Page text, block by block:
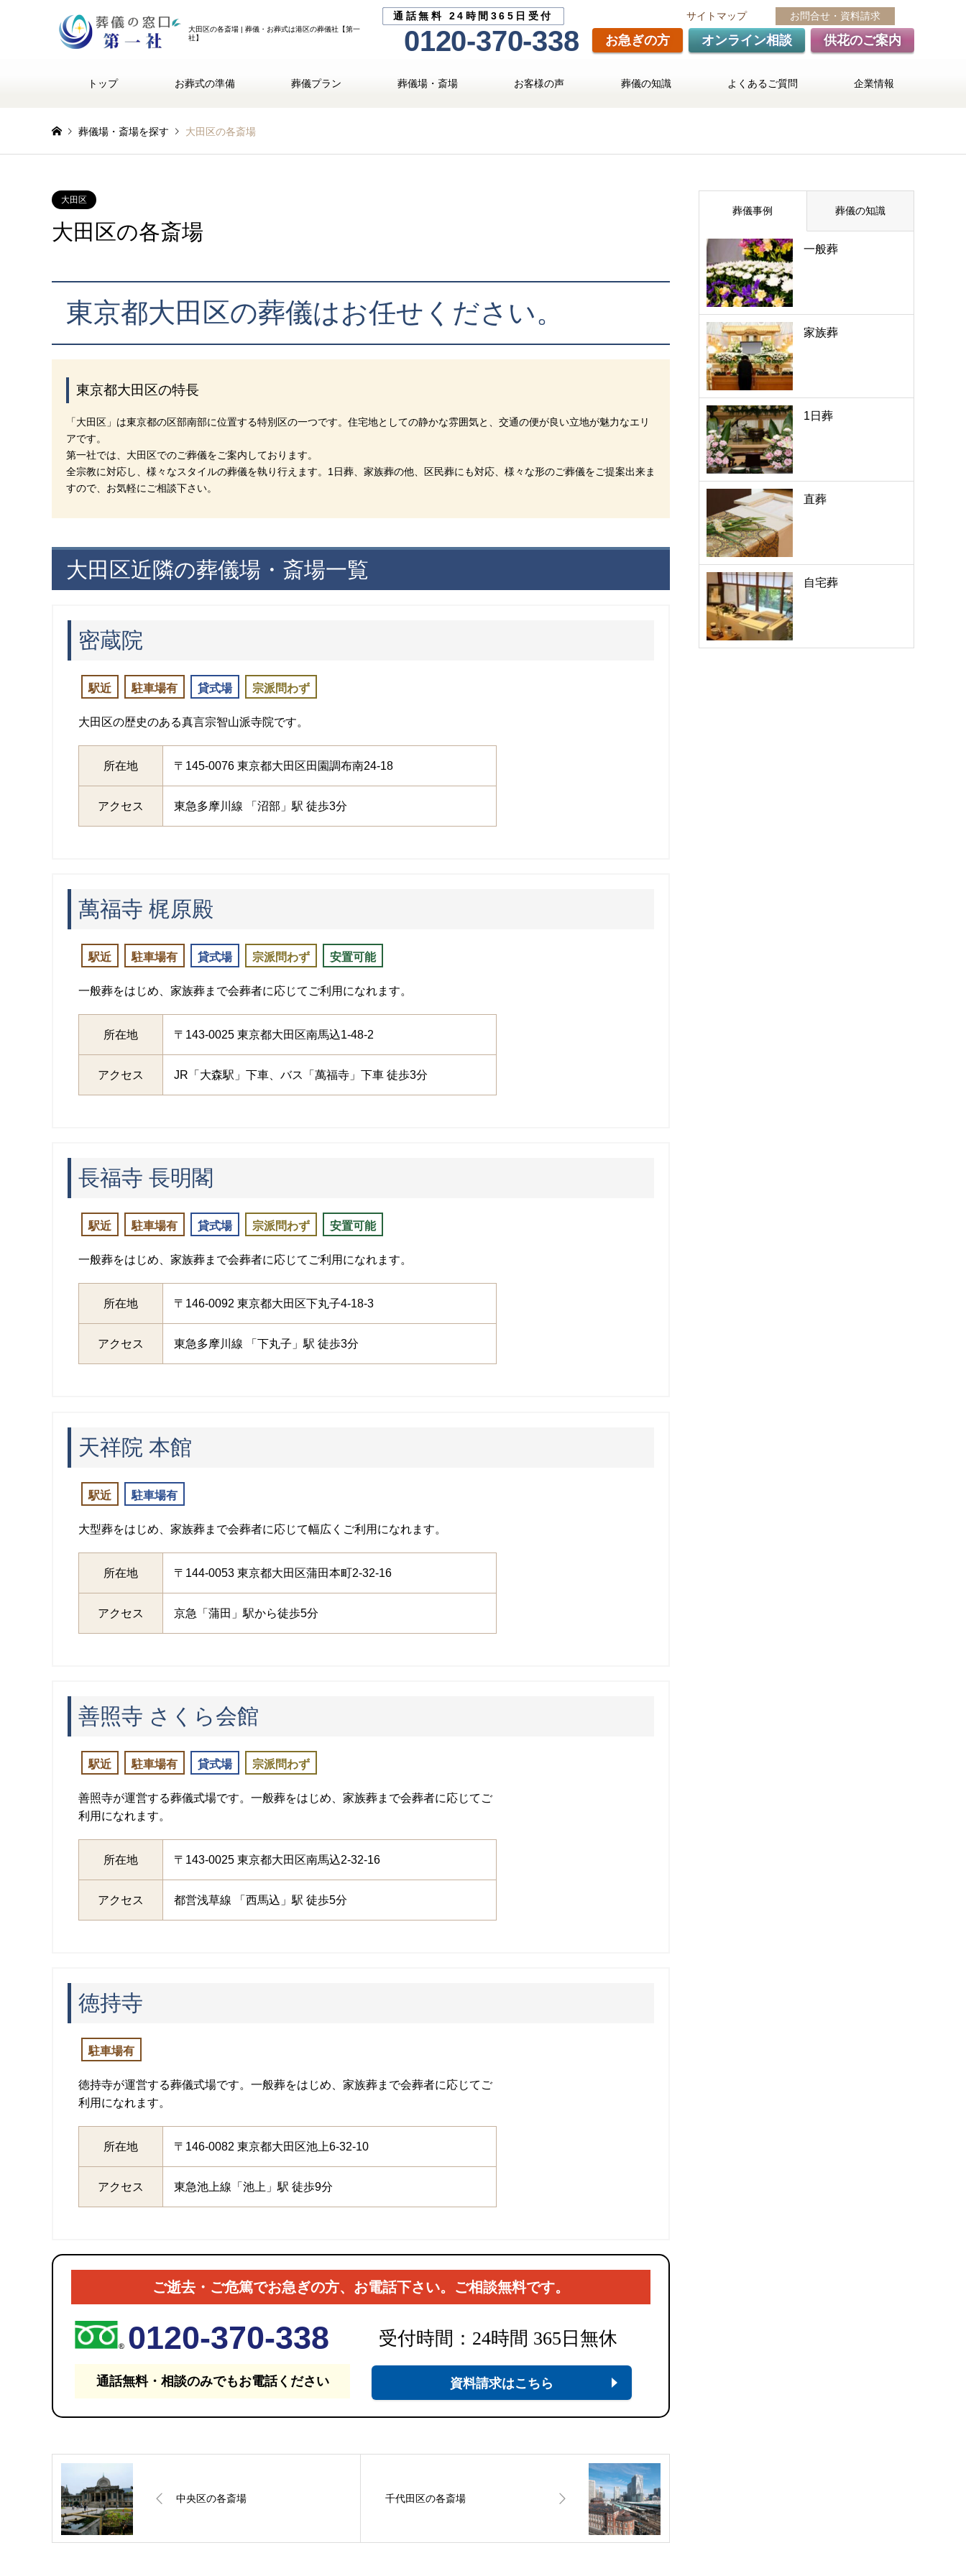
大田区の各斎場 | 葬儀・お葬式は港区の葬儀社【第一
社】
通話無料 24時間365日受付 サイトマップ お問合せ・資料請求
0120-370-338 お急ぎの方 オンライン相談 供花のご案内
トップ お葬式の準備 葬儀プラン 葬儀場・斎場 お客様の声 葬儀の知識 よくあるご質問 企業情報
葬儀場・斎場を探す 大田区の各斎場
大田区
大田区の各斎場
東京都大田区の葬儀はお任せください。
東京都大田区の特長
「大田区」は東京都の区部南部に位置する特別区の一つです。住宅地としての静かな雰囲気と、交通の便が良い立地が魅力なエリ
アです。
第一社では、大田区でのご葬儀をご案内しております。
全宗教に対応し、様々なスタイルの葬儀を執り行えます。1日葬、家族葬の他、区民葬にも対応、様々な形のご葬儀をご提案出来ま
すので、お気軽にご相談下さい。
大田区近隣の葬儀場・斎場一覧
密蔵院
駅近 駐車場有 貸式場 宗派問わず
大田区の歴史のある真言宗智山派寺院です。
所在地 〒145-0076 東京都大田区田園調布南24-18
アクセス 東急多摩川線 「沼部」駅 徒歩3分
萬福寺 梶原殿
駅近 駐車場有 貸式場 宗派問わず 安置可能
一般葬をはじめ、家族葬まで会葬者に応じてご利用になれます。
所在地 〒143-0025 東京都大田区南馬込1-48-2
アクセス JR「大森駅」下車、バス「萬福寺」下車 徒歩3分
長福寺 長明閣
駅近 駐車場有 貸式場 宗派問わず 安置可能
一般葬をはじめ、家族葬まで会葬者に応じてご利用になれます。
所在地 〒146-0092 東京都大田区下丸子4-18-3
アクセス 東急多摩川線 「下丸子」駅 徒歩3分
天祥院 本館
駅近 駐車場有
大型葬をはじめ、家族葬まで会葬者に応じて幅広くご利用になれます。
所在地 〒144-0053 東京都大田区蒲田本町2-32-16
アクセス 京急「蒲田」駅から徒歩5分
善照寺 さくら会館
駅近 駐車場有 貸式場 宗派問わず
善照寺が運営する葬儀式場です。一般葬をはじめ、家族葬まで会葬者に応じてご
利用になれます。
所在地 〒143-0025 東京都大田区南馬込2-32-16
アクセス 都営浅草線 「西馬込」駅 徒歩5分
徳持寺
駐車場有
徳持寺が運営する葬儀式場です。一般葬をはじめ、家族葬まで会葬者に応じてご
利用になれます。
所在地 〒146-0082 東京都大田区池上6-32-10
アクセス 東急池上線「池上」駅 徒歩9分
ご逝去・ご危篤でお急ぎの方、お電話下さい。ご相談無料です。
0120-370-338
通話無料・相談のみでもお電話ください
受付時間：24時間 365日無休
資料請求はこちら
中央区の各斎場 千代田区の各斎場
葬儀事例 葬儀の知識
一般葬
家族葬
1日葬
直葬
自宅葬